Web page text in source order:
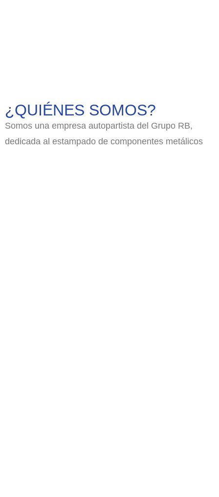
¿QUIÉNES SOMOS?
Somos una empresa autopartista del Grupo RB,
dedicada al estampado de componentes metálicos